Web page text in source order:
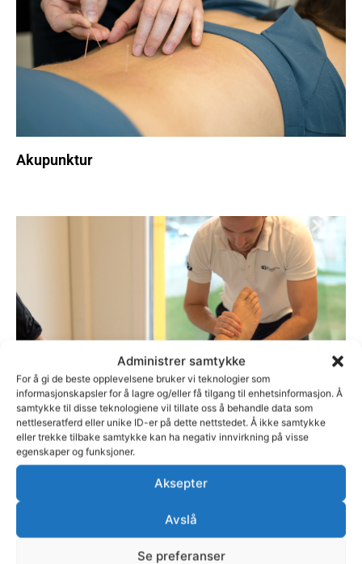
Administrer samtykke
For å gi de beste opplevelsene bruker vi teknologier som
informasjonskapsler for å lagre og/eller få tilgang til enhetsinformasjon. Å
samtykke til disse teknologiene vil tillate oss å behandle data som
nettleseratferd eller unike ID-er på dette nettstedet. Å ikke samtykke
eller trekke tilbake samtykke kan ha negativ innvirkning på visse
egenskaper og funksjoner.
Aksepter
Avslå
Se preferanser
Akupunktur
Osteopati